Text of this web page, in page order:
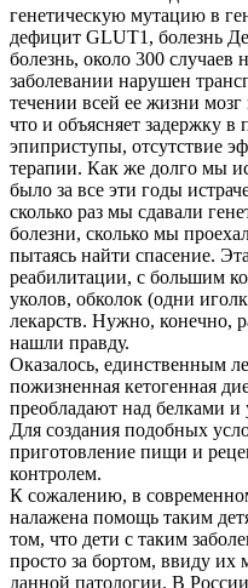
генетическую мутацию в
дефицит GLUT1, болезнь
болезнь, около 300 случаев
заболевании нарушен
течении всей ее жизни мозг
что и объясняет задержку
эпиприступы, отсутствие
терапии. Как же долго мы
было за все эти годы
сколько раз мы сдавали
болезни, сколько мы
пытаясь найти спасение.
реабилитации, с большим
уколов, обколок (одни
лекарств. Нужно, конечно,
нашли правду.
Оказалось, единственным
пожизненная кетогенная
преобладают над белками и
Для создания подобных
приготовление пищи и
контролем.
К сожалению, в
налажена помощь таким
том, что дети с таким
просто за бортом, ввиду их
данной патологии. В